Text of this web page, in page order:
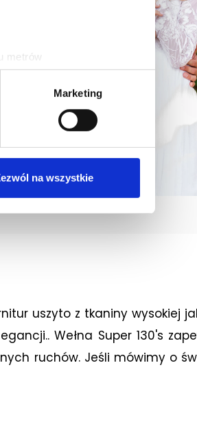
metrów
(fingerprinting, czyli
preferencje wsekcji
i analizować
społecznościowym,
Marketing
na wszystkie
uszyto z tkaniny wysokiej
Wełna Super 130's
ruchów. Jeśli mówimy o